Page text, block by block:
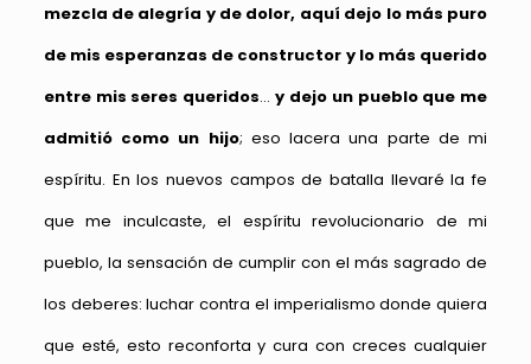
mezcla de alegría y de dolor, aquí dejo lo más puro
de mis esperanzas de constructor y lo más querido
entre mis seres queridos…y dejo un pueblo que me
admitió como un hijo; eso lacera una parte de mi
espíritu. En los nuevos campos de batalla llevaré la fe
que me inculcaste, el espíritu revolucionario de mi
pueblo, la sensación de cumplir con el más sagrado de
los deberes: luchar contra el imperialismo donde quiera
que esté, esto reconforta y cura con creces cualquier